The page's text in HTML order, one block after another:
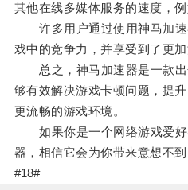
其他在线多媒体服务的速度，例
许多用户通过使用神马加速
戏中的竞争力，并享受到了更加
总之，神马加速器是一款出
够有效解决游戏卡顿问题，提
更流畅的游戏环境。
如果你是一个网络游戏爱好
器，相信它会为你带来意想不到
#18#